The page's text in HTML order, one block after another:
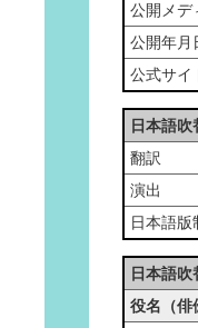
公開メデ
公開年月
公式サイ
日本語
翻訳
演出
日本語版
日本語吹
役名（俳